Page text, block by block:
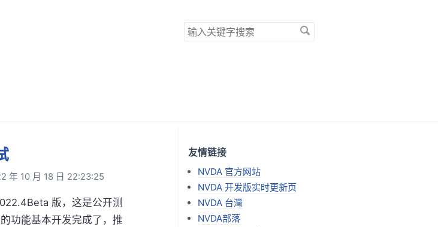
搜
年 10 月 18 日 22:23:25
版，这是公开测
功能基本开发完成了，推
友情链接
NVDA 官方网站
NVDA 开发版实时更新页
NVDA 台灣
NVDA部落